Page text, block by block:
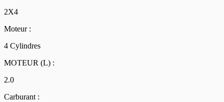
2X4
Moteur :
4 Cylindres
MOTEUR (L) :
2.0
Carburant :